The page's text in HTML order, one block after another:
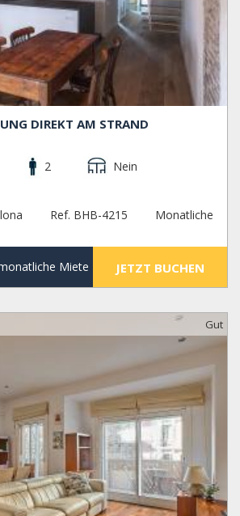
DIREKT AM STRAND
2
Nein
Ref. BHB-4215
Monatliche
Miete JETZT BUCHEN
Gut